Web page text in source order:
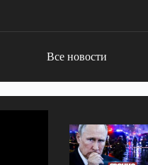
Все новости